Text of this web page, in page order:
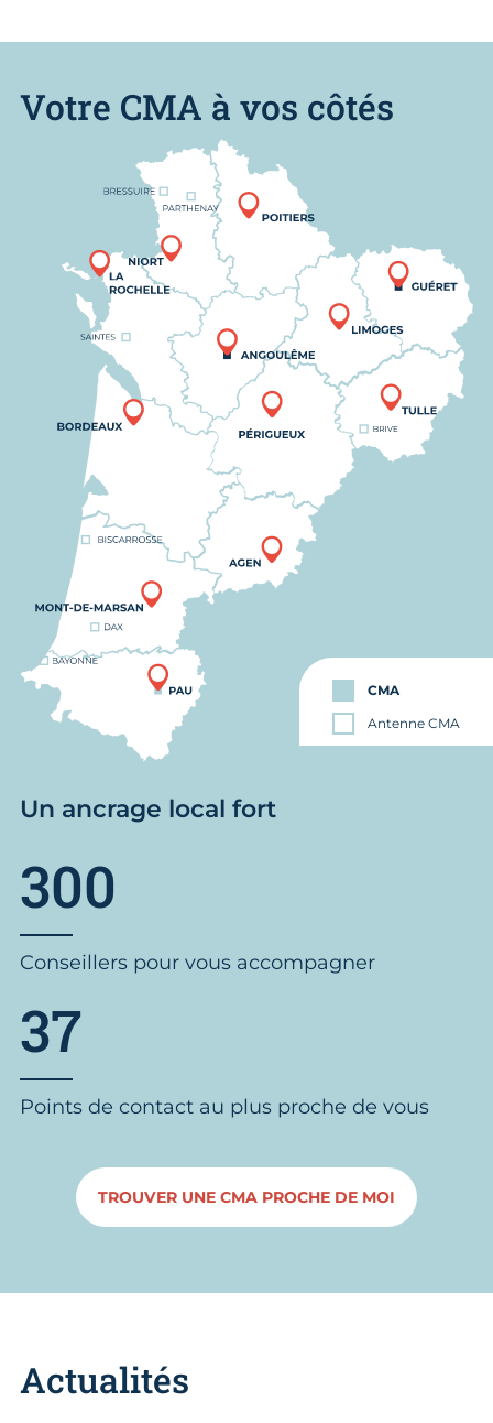
Votre CMA à vos côtés
CMA
Antenne CMA
Un ancrage local fort
300
Conseillers pour vous accompagner
37
Points de contact au plus proche de vous
TROUVER UNE CMA PROCHE DE MOI
Actualités